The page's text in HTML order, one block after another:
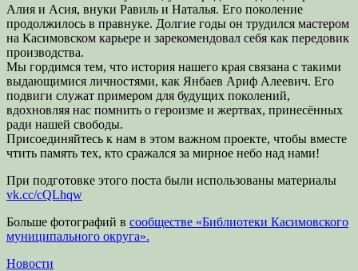
Алия и Асия, внуки Равиль и Наталья. Его поколение
продолжилось в правнуке. Долгие годы он трудился мастером
на Касимовском карьере и зарекомендовал себя как передовик
производства.
Мы гордимся тем, что история нашего края связана с такими
выдающимися личностями, как Янбаев Ариф Алеевич. Его
подвиги служат примером для будущих поколений,
вдохновляя нас помнить о героизме и жертвах, принесённых
ради нашей свободы.
Присоединяйтесь к нам в этом важном проекте, чтобы вместе
чтить память тех, кто сражался за мирное небо над нами!
При подготовке этого поста были использованы материалы
vk.cc/cQLhqw
Больше фотографий в сообществе «Библиотеки Касимовского
муниципального округа».
Категории
Новости